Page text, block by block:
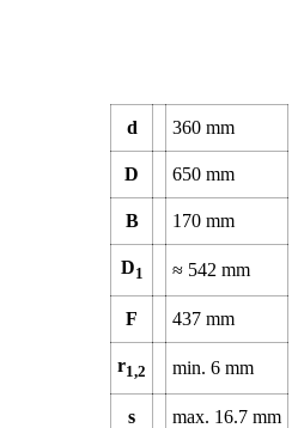
d 360 mm
D 650 mm
B 170 mm
D1 ≈ 542 mm
F 437 mm
r1,2 min. 6 mm
s max. 16.7 mm